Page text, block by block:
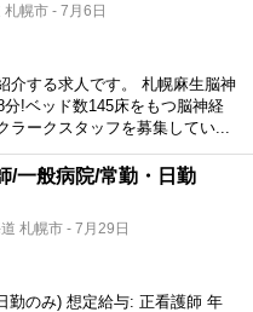
幌市 - 7月6日
介する求人です。 札幌麻生脳神
!ベッド数145床をもつ脳神経
ークスタッフを募集してい...
/一般病院/常勤・日勤
札幌市 - 7月29日
勤のみ) 想定給与: 正看護師 年